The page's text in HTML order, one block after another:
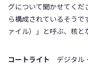
グについて聞かせてく
ら構成されているそう
ァイル）」と呼ぶ、核と
コートライト デジタル